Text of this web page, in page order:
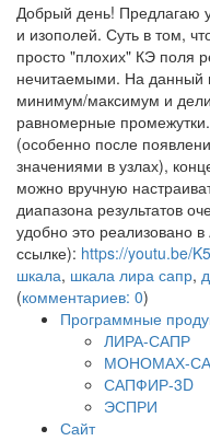
Добрый день! Предлагаю
и изополей. Суть в том,
просто "плохих" КЭ поля
нечитаемыми. На данный
минимум/максимум и
равномерные
(особенно после
значениями в узлах),
можно вручную
диапазона результатов
удобно это реализовано
ссылке): https://youtu.be/
шкала, шкала лира сапр,
(комментариев: 0)
Программные
ЛИРА-САПР
МОНОМАХ-
САПФИР-3D
ЭСПРИ
Сайт